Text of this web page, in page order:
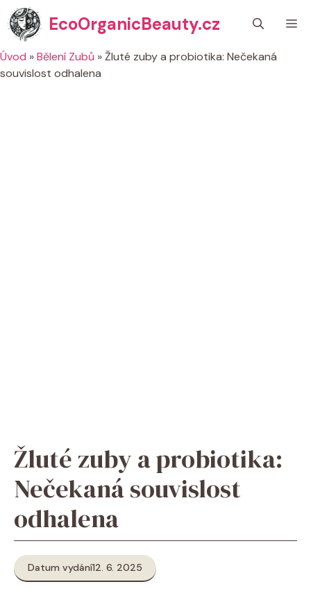
Přeskočit
na
obsah
EcoOrganicBeauty.cz
Úvod »Bělení Zubů »Žluté zuby a probiotika: Nečekaná
souvislost odhalena
Žluté zuby a probiotika:
Nečekaná souvislost
odhalena
Datum vydání12. 6. 2025